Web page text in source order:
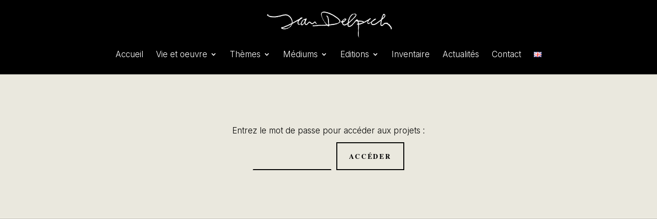
Accueil Vie et oeuvre Thèmes Médiums Editions Inventaire Actualités Contact
Entrez le mot de passe pour accéder aux projets :